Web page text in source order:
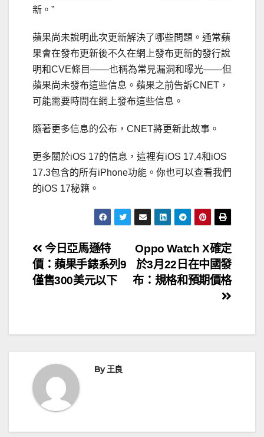
新。”
蘋果尚未說明此次更新解決了哪些問題。通常蘋
果會在發布更新後不久在網上發布更新的發行說
明和CVE條目——也稱為常見漏洞和曝光——但
蘋果尚未發布這些信息。蘋果之前告訴CNET，
可能需要時間在網上發布這些信息。
隨著更多信息的公布，CNET將更新此故事。
更多關於iOS 17的信息，這裡有iOS 17.4和iOS
17.3包含的所有iPhone功能。你也可以查看我們
的iOS 17秘籍。
文
章
Oppo Watch X確定
於3月22日在中國發
布：規格和預期價格
今日亞馬遜特
價：蘋果手錶系列9
僅售300美元以下
By王良